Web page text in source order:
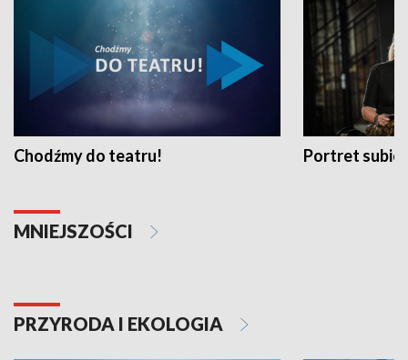
Chodźmy do teatru! Portret
MNIEJSZOŚCI
PRZYRODA I EKOLOGIA